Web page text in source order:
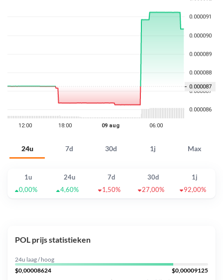
24u 7d 30d 1j Max
1u 24u 7d 30d
1j
0,00%
4,60% 1,50% 27,00% 92,00%
POL prijs statistieken
24u laag / hoog
$0,00008624
$0,00009125